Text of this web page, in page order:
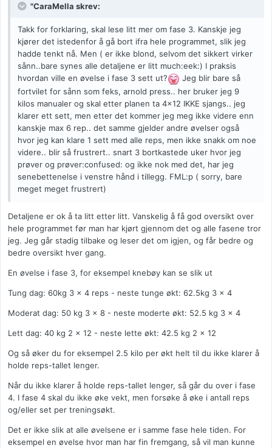
"CaraMella skrev:
Takk for forklaring, skal lese litt mer om fase 3. Kanskje jeg
kjører det istedenfor å gå bort ifra hele programmet, slik jeg
hadde tenkt nå. Men ( er ikke blond, selvom det sikkert virker
sånn..bare synes alle detaljene er litt much:eek:) I praksis
hvordan ville en øvelse i fase 3 sett ut?
Jeg blir bare så
fortvilet for sånn som feks, arnold press.. her bruker jeg 9
kilos manualer og skal etter planen ta 4x12 IKKE sjangs.. jeg
klarer ett sett, men etter det kommer jeg meg ikke videre enn
kanskje max 6 rep.. det samme gjelder andre øvelser også
hvor jeg kan klare 1 sett med alle reps, men ikke snakk om noe
videre.. blir så frustrert.. snart 3 bortkastede uker hvor jeg
prøver og prøver:confused: og ikke nok med det, har jeg
senebettenelse i venstre hånd i tillegg. FML:p ( sorry, bare
meget meget frustrert)
Detaljene er ok å ta litt etter litt. Vanskelig å få god oversikt over
hele programmet før man har kjørt gjennom det og alle fasene tror
jeg. Jeg går stadig tilbake og leser det om igjen, og får bedre og
bedre oversikt hver gang.
En øvelse i fase 3, for eksempel knebøy kan se slik ut
Tung dag: 60kg 3 x 4 reps - neste tunge økt: 62.5kg 3 x 4
Moderat dag: 50 kg 3 x 8 - neste moderte økt: 52.5 kg 3 x 4
Lett dag: 40 kg 2 x 12 - neste lette økt: 42.5 kg 2 x 12
Og så øker du for eksempel 2.5 kilo per økt helt til du ikke klarer å
holde reps-tallet lenger.
Når du ikke klarer å holde reps-tallet lenger, så går du over i fase
4. I fase 4 skal du ikke øke vekt, men forsøke å øke i antall reps
og/eller set per treningsøkt.
Det er ikke slik at alle øvelsene er i samme fase hele tiden. For
eksempel en øvelse hvor man har fin fremgang, så vil man kunne